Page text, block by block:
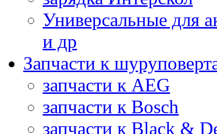
Универсальные для
и др
Запчасти к
запчасти к AEG
запчасти к Bosch
запчасти к Black &